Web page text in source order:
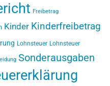
Freibetrag
Kinder Kinderfreibetrag
Lohnsteuer Lohnsteuer
Sonderausgaben